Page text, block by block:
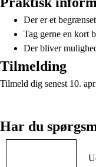
Der er et
Tag gerne en kort
Der bliver
Tilmelding
Tilmeld dig senest 10.
Har du